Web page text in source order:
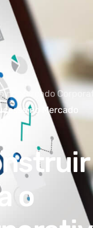
no Mercado
no Mercado
o